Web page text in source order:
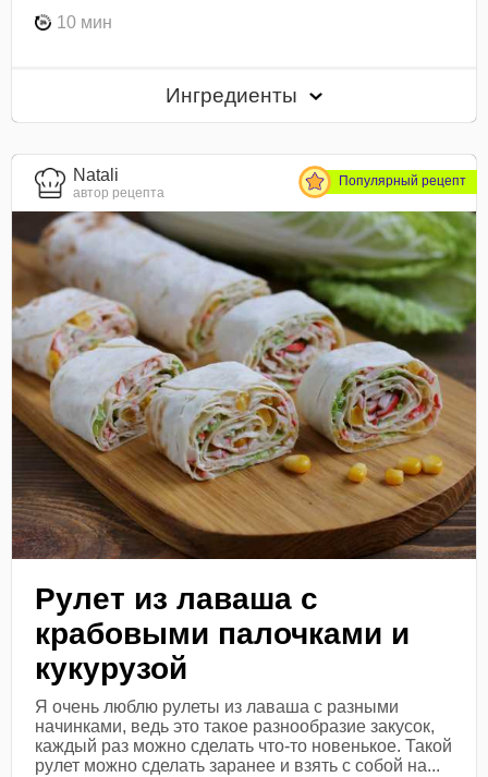
10 мин
Ингредиенты
Natali
автор рецепта
Популярный рецепт
Рулет из лаваша с
крабовыми палочками и
кукурузой
Я очень люблю рулеты из лаваша с разными
начинками, ведь это такое разнообразие закусок,
каждый раз можно сделать что-то новенькое. Такой
рулет можно сделать заранее и взять с собой на...